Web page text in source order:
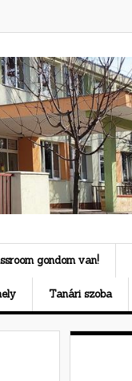
gondom van!
Tanári szoba